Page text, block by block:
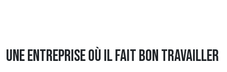
Une entreprise où il fait bon travailler